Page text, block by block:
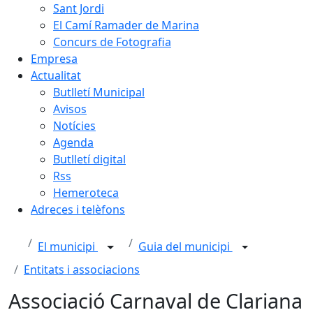
Sant Jordi
El Camí Ramader de Marina
Concurs de Fotografia
Empresa
Actualitat
Butlletí Municipal
Avisos
Notícies
Agenda
Butlletí digital
Rss
Hemeroteca
Adreces i telèfons
El municipi
Guia del municipi
Entitats i associacions
Associació Carnaval de Clariana